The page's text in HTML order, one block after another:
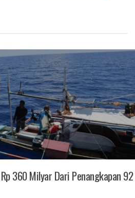
360 Milyar Dari Penangkapan 92